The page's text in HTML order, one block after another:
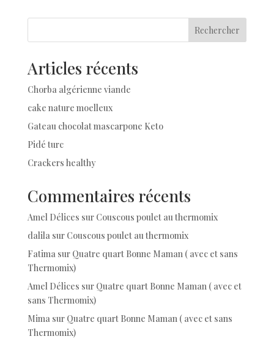
Rechercher
Articles récents
Chorba algérienne viande
cake nature moelleux
Gateau chocolat mascarpone Keto
Pidé turc
Crackers healthy
Commentaires récents
Amel Délices sur Couscous poulet au thermomix
dalilasur Couscous poulet au thermomix
Fatimasur Quatre quart Bonne Maman ( avec et sans
Thermomix)
Amel Délices sur Quatre quart Bonne Maman ( avec et
sans Thermomix)
Mimasur Quatre quart Bonne Maman ( avec et sans
Thermomix)